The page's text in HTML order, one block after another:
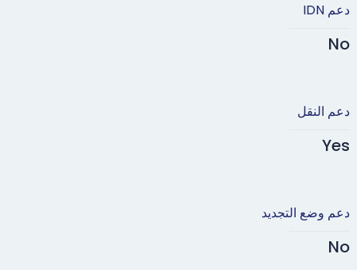
دعم IDN
No
دعم النقل
Yes
دعم وضع التجديد
No